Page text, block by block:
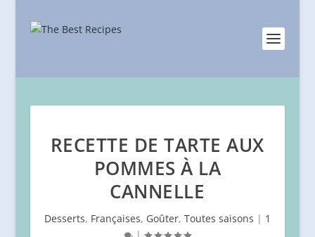
RECETTE DE TARTE AUX
POMMES À LA
CANNELLE
Desserts, Françaises, Goûter, Toutes saisons | 1